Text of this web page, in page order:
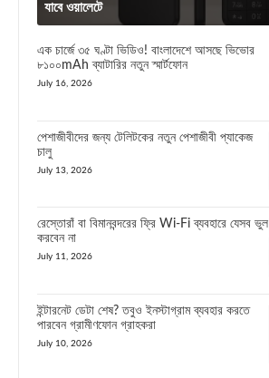
যাবে ওয়ালেটে
এক চার্জে ৩৫ ঘণ্টা ভিডিও! বাংলাদেশে আসছে ভিভোর
৮১০০mAh ব্যাটারির নতুন স্মার্টফোন
July 16, 2026
পেশাজীবীদের জন্য টেলিটকের নতুন পেশাজীবী প্যাকেজ
চালু
July 13, 2026
রেস্তোরাঁ বা বিমানবন্দরের ফ্রি Wi-Fi ব্যবহারে যেসব ভুল
করবেন না
July 11, 2026
ইন্টারনেট ডেটা শেষ? তবুও ইনস্টাগ্রাম ব্যবহার করতে
পারবেন গ্রামীণফোন গ্রাহকরা
July 10, 2026